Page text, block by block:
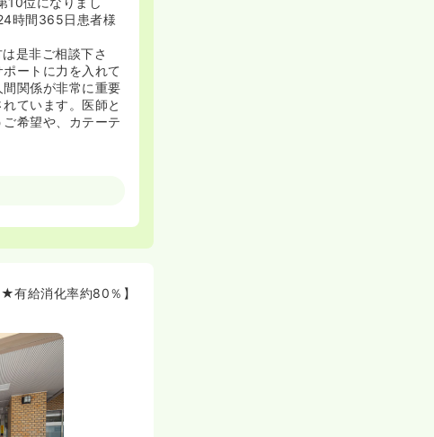
時間365日患者様
是非ご相談下さ
ートに力を入れて
関係が非常に重要
ています。医師と
希望や、カテーテ
仕事をする」を
下血腫または外傷
るような体制を整
認定看護師の資格
ップを望める環境
給消化率約80％】